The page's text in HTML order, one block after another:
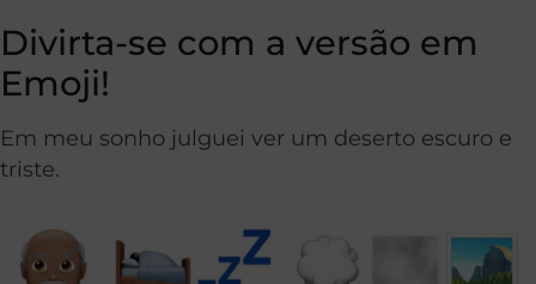
Divirta-se com a versão em
Emoji!
Em meu sonho julguei ver um deserto escuro e
triste.